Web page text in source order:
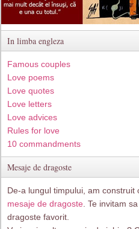
In limba engleza
Famous couples
Love poems
Love quotes
Love letters
Love advices
Rules for love
10 commandments
Mesaje de dragoste
De-a lungul timpului, am construit
mesaje de dragoste . Te invitam
dragoste favorit.